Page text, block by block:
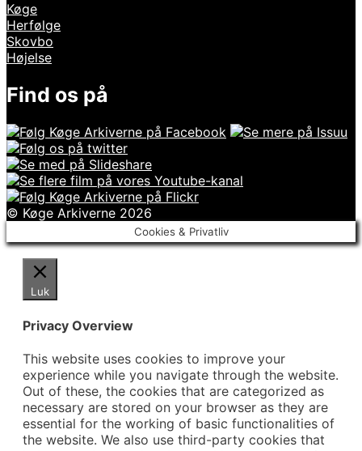
Køge
Herfølge
Skovbo
Højelse
Find os på
© Køge Arkiverne 2026
Cookies & Privatliv
Luk
Privacy Overview
This website uses cookies to improve your
experience while you navigate through the website.
Out of these, the cookies that are categorized as
necessary are stored on your browser as they are
essential for the working of basic functionalities of
the website. We also use third-party cookies that